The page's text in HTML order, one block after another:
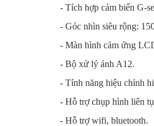
- Tích hợp cảm biến G-
- Góc nhìn siêu rộng:
- Màn hình cảm ứng
- Bộ xử lý ảnh A12.
- Tính năng hiệu chỉnh
- Hỗ trợ chụp hình liên
- Hỗ trợ wifi, bluetooth.